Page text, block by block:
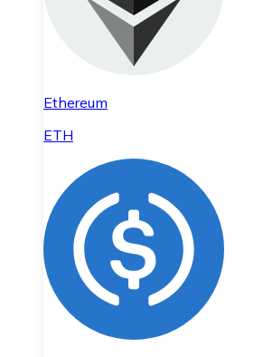
Ethereum
ETH